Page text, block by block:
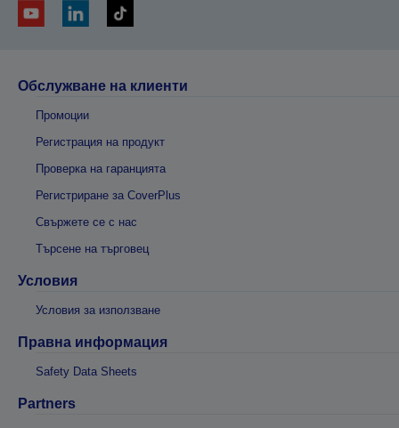
Обслужване на клиенти
Промоции
Регистрация на продукт
Проверка на гаранцията
Регистриране за CoverPlus
Свържете се с нас
Търсене на търговец
Условия
Условия за използване
Правна информация
Safety Data Sheets
Partners